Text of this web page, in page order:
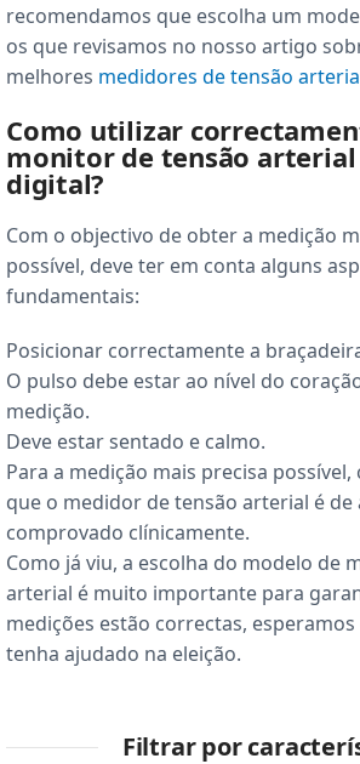
recomendamos que escolha um
os que revisamos no nosso artigo
melhores medidores de tensão
Como utilizar
monitor de tensão arterial
digital?
Com o objectivo de obter a medição
possível, deve ter em conta alguns
fundamentais:
Posicionar correctamente a
O pulso debe estar ao nível do
medição.
Deve estar sentado e calmo.
Para a medição mais precisa
que o medidor de tensão arterial é de
comprovado clínicamente.
Como já viu, a escolha do modelo de
arterial é muito importante para
medições estão correctas,
tenha ajudado na eleição.
Filtrar por